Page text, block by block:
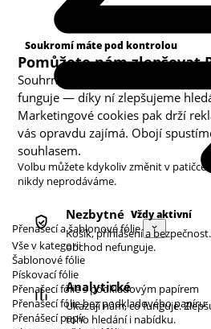
Přenášecí a šablonové fólie
Vše v kategorii
Šablonové fólie
Pískovací fólie
Přenašecí fólie s podkladovým papírem
Přenašecí fólie bez podkladového papíru
Přenášecí papír
Soukromí máte pod kontrolou
Pomůžete nám zlepšovat
Souhrnná analytika nám ukazuje,
funguje — díky ní zlepšujeme
Marketingové cookies pak drží
vás opravdu zajímá. Obojí
souhlasem.
Volbu můžete kdykoliv změnit v patičce
nikdy neprodáváme.
Kategorie cookies
Nezbytné Vždy aktivní
Košík, přihlášení a
obchod nefunguje.
Analytické
Ukazují nám, co funguje.
toho hledání i nabídku.